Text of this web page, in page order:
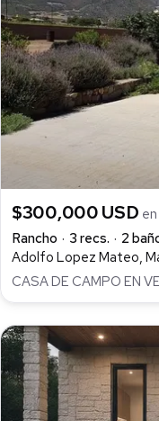
$300,000 USD
Rancho
3 recs. 2
Adolfo Lopez Mateo,
CASA DE CAMPO EN